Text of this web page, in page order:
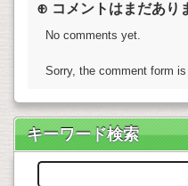
⊕ コメントはまだあり
No comments yet.
Sorry, the comment form
キーワード検索